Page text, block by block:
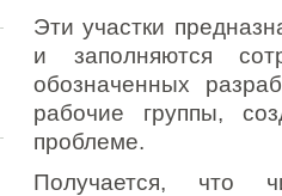
Эти участки
и заполняются
обозначенных
рабочие группы,
проблеме.
Получается, что